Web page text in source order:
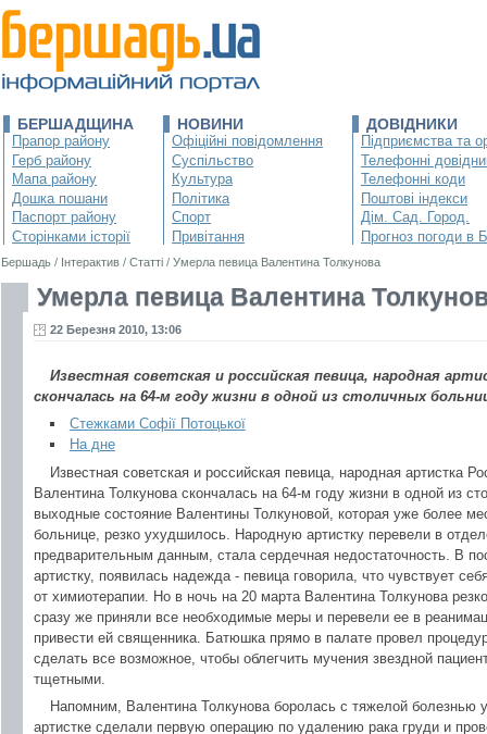
БЕРШАДЩИНА
Прапор району
Герб району
Мапа району
Дошка пошани
Паспорт району
Сторінками історії
НОВИНИ
Офіційні повідомлення
Суспільство
Культура
Політика
Спорт
Привітання
ДОВІДНИКИ
Підприємства та
Телефонні
Телефонні коди
Поштові індекси
Дім. Сад. Город.
Прогноз погоди в
Бершадь / Інтерактив / Статті / Умерла певица Валентина Толкунова
Умерла певица Валентина
22 Березня 2010, 13:06
Известная советская и российская певица, народная
скончалась на 64-м году жизни в одной из столичных
Стежками Софії Потоцької
На дне
Известная советская и российская певица, народная артистка
Валентина Толкунова скончалась на 64-м году жизни в одной из
выходные состояние Валентины Толкуновой, которая уже более
больнице, резко ухудшилось. Народную артистку перевели в
предварительным данным, стала сердечная недостаточность. В
артистку, появилась надежда - певица говорила, что чувствует
от химиотерапии. Но в ночь на 20 марта Валентина Толкунова
сразу же приняли все необходимые меры и перевели ее в
привести ей священника. Батюшка прямо в палате провел
сделать все возможное, чтобы облегчить мучения звездной
тщетными.
Напомним, Валентина Толкунова боролась с тяжелой болезнью
артистке сделали первую операцию по удалению рака груди и